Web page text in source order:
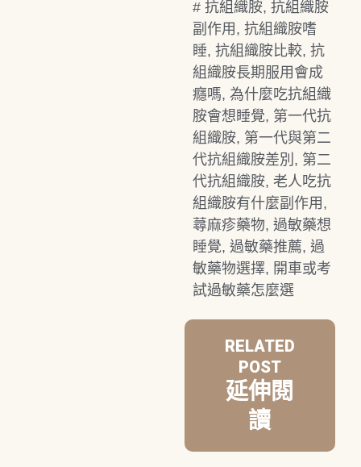
# 抗組織胺, 抗組織胺
副作用 , 抗組織胺嗜
睡, 抗組織胺比較, 抗
組織胺長期服用會成
癮嗎, 為什麼吃抗組織
胺會想睡覺, 第一代抗
組織胺, 第一代與第二
代抗組織胺差別 , 第二
代抗組織胺, 老人吃抗
組織胺有什麼副作用 ,
蕁麻疹藥物, 過敏藥想
睡覺, 過敏藥推薦, 過
敏藥物選擇, 開車或考
試過敏藥怎麼選
RELATED
POST
延伸閱
讀